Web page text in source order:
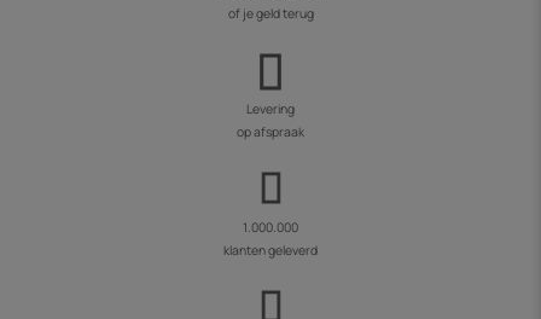
of je geld terug
Levering
op afspraak
1.000.000
klanten geleverd